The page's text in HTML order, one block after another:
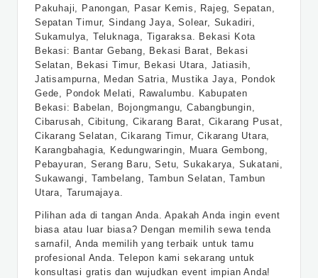
Pakuhaji, Panongan, Pasar Kemis, Rajeg, Sepatan,
Sepatan Timur, Sindang Jaya, Solear, Sukadiri,
Sukamulya, Teluknaga, Tigaraksa. Bekasi Kota
Bekasi: Bantar Gebang, Bekasi Barat, Bekasi
Selatan, Bekasi Timur, Bekasi Utara, Jatiasih,
Jatisampurna, Medan Satria, Mustika Jaya, Pondok
Gede, Pondok Melati, Rawalumbu. Kabupaten
Bekasi: Babelan, Bojongmangu, Cabangbungin,
Cibarusah, Cibitung, Cikarang Barat, Cikarang Pusat,
Cikarang Selatan, Cikarang Timur, Cikarang Utara,
Karangbahagia, Kedungwaringin, Muara Gembong,
Pebayuran, Serang Baru, Setu, Sukakarya, Sukatani,
Sukawangi, Tambelang, Tambun Selatan, Tambun
Utara, Tarumajaya.
Pilihan ada di tangan Anda. Apakah Anda ingin event
biasa atau luar biasa? Dengan memilih sewa tenda
sarnafil, Anda memilih yang terbaik untuk tamu
profesional Anda. Telepon kami sekarang untuk
konsultasi gratis dan wujudkan event impian Anda!